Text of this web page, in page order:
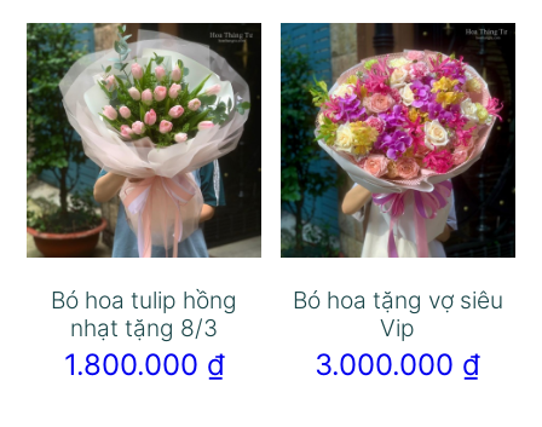
Bó hoa tulip hồng
nhạt tặng 8/3
1.800.000 ₫
Bó hoa tặng vợ siêu
Vip
3.000.000 ₫